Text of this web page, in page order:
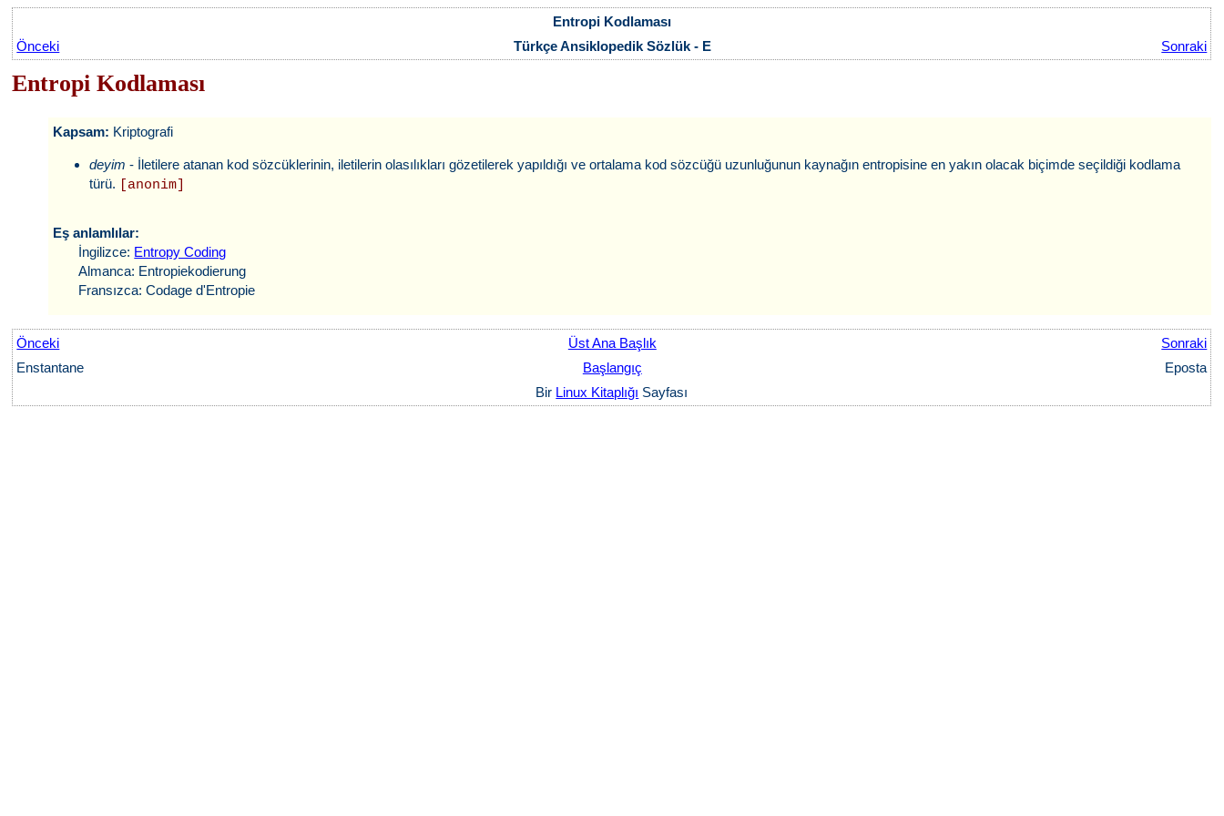
Entropi Kodlaması
Önceki
Türkçe Ansiklopedik Sözlük - E Sonraki
Entropi Kodlaması
Kapsam: Kriptografi
deyim - İletilere atanan kod sözcüklerinin, iletilerin olasılıkları gözetilerek yapıldığı ve ortalama kod sözcüğü uzunluğunun kaynağın entropisine en yakın olacak biçimde seçildiği kodlama
türü.
[anonim]
Eş anlamlılar:
İngilizce: Entropy Coding
Almanca: Entropiekodierung
Fransızca: Codage d'Entropie
Önceki Üst Ana Başlık
Sonraki
Enstantane
Başlangıç
Eposta
Bir Linux Kitaplığı Sayfası